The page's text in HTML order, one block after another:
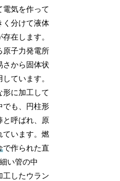
電気を作って
く分けて液体
在します。
原子力発電所
さから固体状
ています。
形に加工して
でも、円柱形
と呼ばれ、原
ています。燃
で作られた直
い管の中
工したウラン